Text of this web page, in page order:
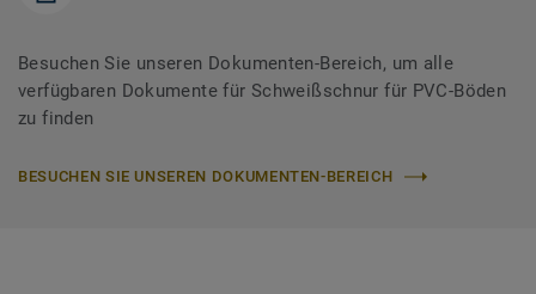
Besuchen Sie unseren Dokumenten-Bereich, um alle
verfügbaren Dokumente für Schweißschnur für PVC-Böden
zu finden
BESUCHEN SIE UNSEREN DOKUMENTEN-BEREICH